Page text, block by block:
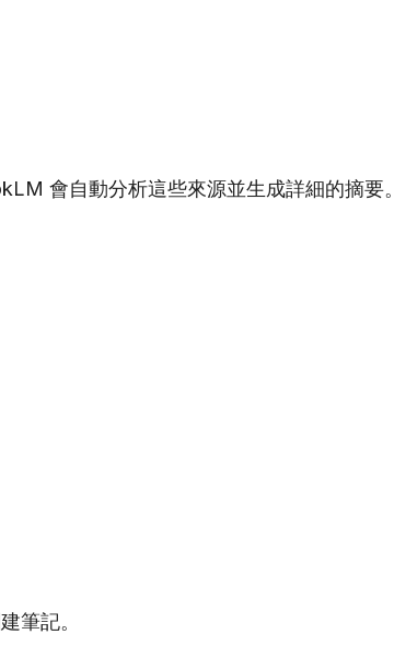
會自動分析這些來源並生成詳細的摘要。
筆記。